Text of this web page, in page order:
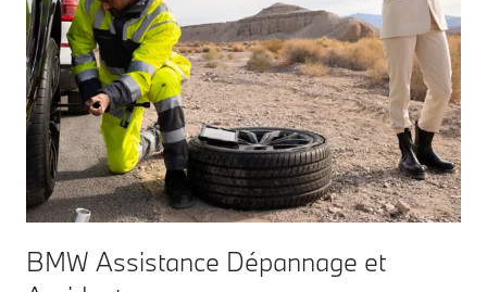
BMW Assistance Dépannage et